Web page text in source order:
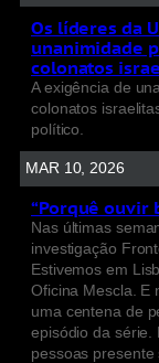
Os líderes da
unanimidade
colonatos
A exigência de
colonatos
político.
MAR 10, 2026
“Porquê ouvir
Nas últimas
investigação
Estivemos em
Oficina Mescla. E
uma centena de
episódio da série.
pessoas